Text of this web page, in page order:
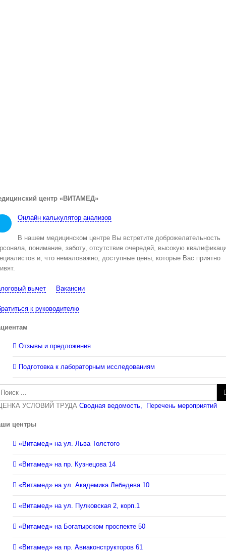
центр «ВИТАМЕД»
Онлайн калькулятор анализов
В нашем медицинском центре Вы встретите доброжелательность
понимание, заботу, отсутствие очередей, высокую
и, что немаловажно, доступные цены, которые Вас приятно
вычет Вакансии
к руководителю
Отзывы и предложения
Подготовка к лабораторным исследованиям
УСЛОВИЙ ТРУДА Сводная ведомость, Перечень мероприятий
центры
«Витамед» на ул. Льва Толстого
«Витамед» на пр. Кузнецова 14
«Витамед» на ул. Академика Лебедева 10
«Витамед» на ул. Пулковская 2, корп.1
«Витамед» на Богатырском проспекте 50
«Витамед» на пр. Авиаконструкторов 61